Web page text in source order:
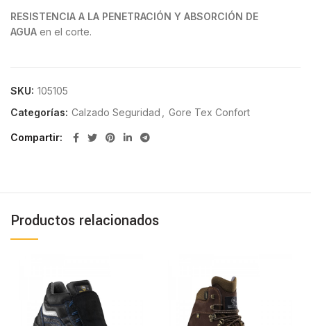
RESISTENCIA A LA PENETRACIÓN Y ABSORCIÓN DE
AGUA en el corte.
SKU: 105105
Categorías: Calzado Seguridad Gore Tex Confort
Compartir
Productos relacionados